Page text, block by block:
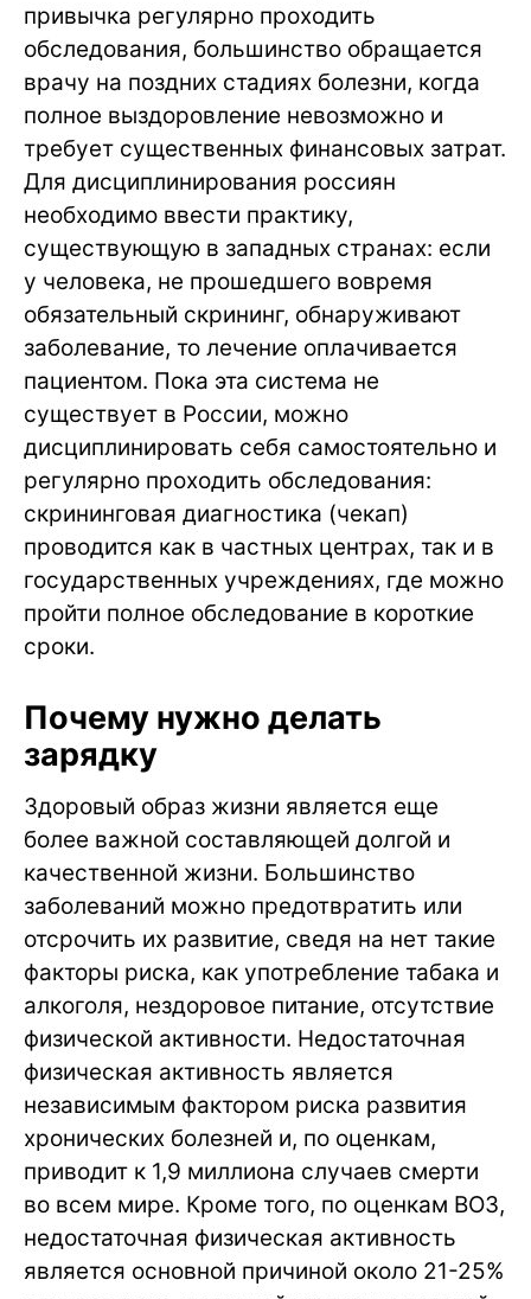
привычка регулярно проходить
обследования, большинство обращается
врачу на поздних стадиях болезни, когда
полное выздоровление невозможно и
требует существенных финансовых затрат.
Для дисциплинирования россиян
необходимо ввести практику,
существующую в западных странах: если
у человека, не прошедшего вовремя
обязательный скрининг, обнаруживают
заболевание, то лечение оплачивается
пациентом. Пока эта система не
существует в России, можно
дисциплинировать себя самостоятельно и
регулярно проходить обследования:
скрининговая диагностика (чекап)
проводится как в частных центрах, так и в
государственных учреждениях, где можно
пройти полное обследование в короткие
сроки.
Почему нужно делать
зарядку
Здоровый образ жизни является еще
более важной составляющей долгой и
качественной жизни. Большинство
заболеваний можно предотвратить или
отсрочить их развитие, сведя на нет такие
факторы риска, как употребление табака и
алкоголя, нездоровое питание, отсутствие
физической активности. Недостаточная
физическая активность является
независимым фактором риска развития
хронических болезней и, по оценкам,
приводит к 1,9 миллиона случаев смерти
во всем мире. Кроме того, по оценкам ВОЗ,
недостаточная физическая активность
является основной причиной около 21-25%